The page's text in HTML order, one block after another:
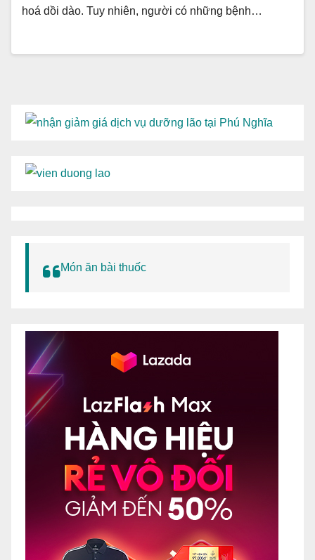
hoá dồi dào. Tuy nhiên, người có những bệnh…
Món ăn bài thuốc